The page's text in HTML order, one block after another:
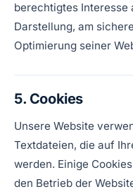
berechtigtes
Darstellung, am
Optimierung seiner
5. Cookies
Unsere Website
Textdateien, die auf
werden. Einige
den Betrieb der